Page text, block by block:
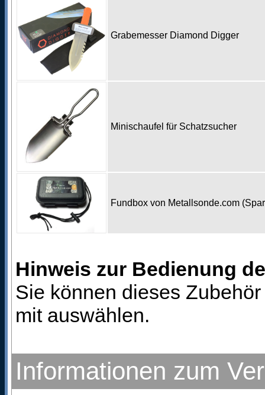
Grabemesser Diamond Digger
Minischaufel für Schatzsucher
Fundbox von Metallsonde.com
Hinweis zur Bedienung
Sie können dieses
mit auswählen.
Informationen zum